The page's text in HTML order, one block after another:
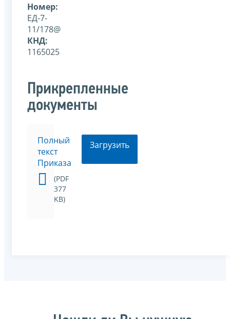
Номер:
ЕД-7-
11/178@
КНД:
1165025
Прикрепленные
документы
Полный
текст
Приказа
(PDF
377
KB)
Загрузить